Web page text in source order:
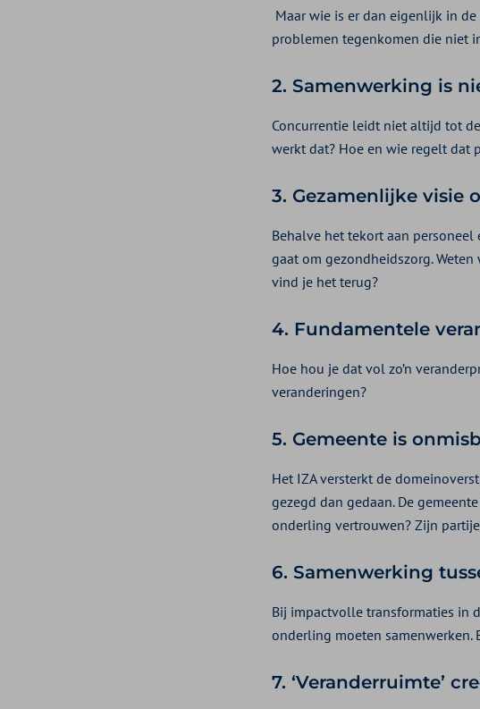
Maar wie is er dan eigenlijk in
problemen tegenkomen die niet
2. Samenwerking is
Concurrentie leidt niet altijd tot
werkt dat? Hoe en wie regelt dat
3. Gezamenlijke visie
Behalve het tekort aan
gaat om gezondheidszorg.
vind je het terug?
4. Fundamentele
Hoe hou je dat vol zo’n
veranderingen?
5. Gemeente is
Het IZA versterkt de
gezegd dan gedaan. De
onderling vertrouwen? Zijn
6. Samenwerking
Bij impactvolle transformaties in
onderling moeten samenwerken.
7. ‘Veranderruimte’